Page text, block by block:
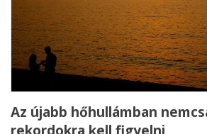
Az újabb hőhullámban